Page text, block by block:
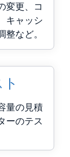
変更、コ
キャッシ
など。
量の見積
ーのテス